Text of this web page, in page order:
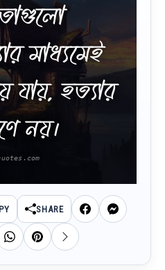
মাধ্যমেই
যায়, হত্যার
নয়।
SHARE